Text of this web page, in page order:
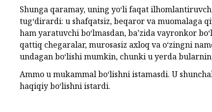
Shunga qaramay, uning yo‘li faqat
tug‘dirardi: u shafqatsiz, beqaror va muomalaga
ham yaratuvchi bo‘lmasdan, ba’zida vayronkor
qattiq chegaralar, murosasiz axloq va o‘zingni
undagan bo‘lishi mumkin, chunki u yerda
Ammo u mukammal bo‘lishni istamasdi. U
haqiqiy bo‘lishni istardi.